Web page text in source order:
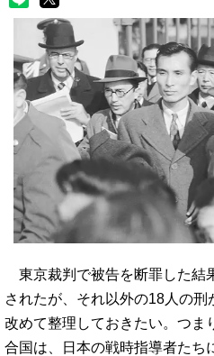
東京裁判で被告を断罪した結
されたが、それ以外の18人の刑
改めて整理しておきたい。つま
合国は、日本の戦時指導者たち